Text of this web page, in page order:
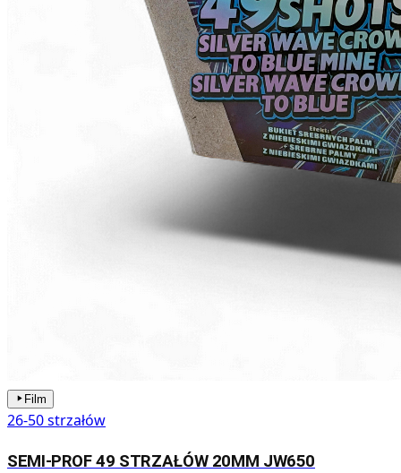
Film
26-50 strzałów
SEMI-PROF 49 STRZAŁÓW 20MM JW650